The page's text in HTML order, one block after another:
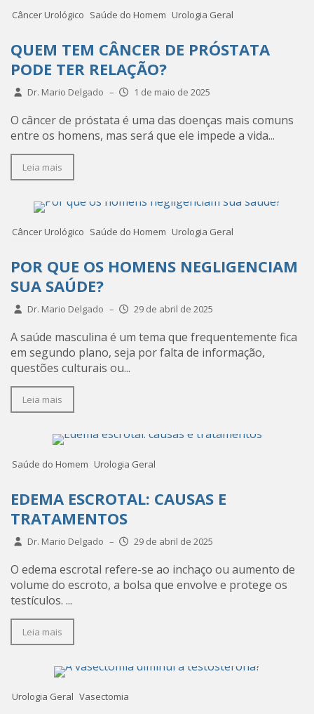
Câncer Urológico Saúde do Homem Urologia Geral
QUEM TEM CÂNCER DE PRÓSTATA
PODE TER RELAÇÃO?
Dr. Mario Delgado – 1 de maio de 2025
O câncer de próstata é uma das doenças mais comuns
entre os homens, mas será que ele impede a vida...
Leia mais
Câncer Urológico Saúde do Homem Urologia Geral
POR QUE OS HOMENS NEGLIGENCIAM
SUA SAÚDE?
Dr. Mario Delgado – 29 de abril de 2025
A saúde masculina é um tema que frequentemente fica
em segundo plano, seja por falta de informação,
questões culturais ou...
Leia mais
Saúde do Homem Urologia Geral
EDEMA ESCROTAL: CAUSAS E
TRATAMENTOS
Dr. Mario Delgado – 29 de abril de 2025
O edema escrotal refere-se ao inchaço ou aumento de
volume do escroto, a bolsa que envolve e protege os
testículos. ...
Leia mais
Urologia Geral Vasectomia